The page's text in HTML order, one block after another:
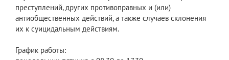
преступлений, других противоправных и (или)
антиобщественных действий, а также случаев склонения
их к суицидальным действиям.
График работы: